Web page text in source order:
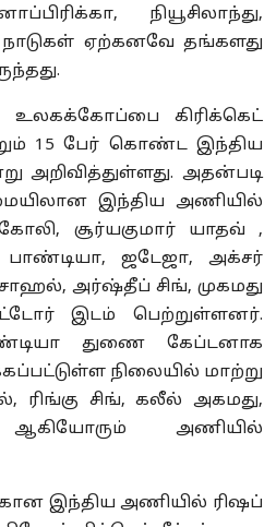
நியூசிலாந்து,
ஏற்கனவே தங்களது
உலகக்கோப்பை கிரிக்கெட்
15 பேர் கொண்ட இந்திய
அறிவித்துள்ளது. அதன்படி
இந்திய அணியில்
சூர்யகுமார் யாதவ் ,
ஜடேஜா, அக்சர்
அர்ஷ்தீப் சிங், முகமது
இடம் பெற்றுள்ளனர்.
துணை கேப்டனாக
நிலையில் மாற்று
ரிங்கு சிங், கலீல் அகமது,
அணியில்
இந்திய அணியில் ரிஷப்